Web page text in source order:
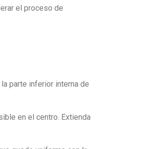
el proceso de
parte inferior interna de
en el centro. Extienda